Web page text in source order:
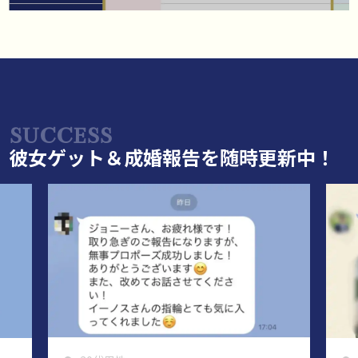
彼女ゲット＆成婚報告を随時更新中！